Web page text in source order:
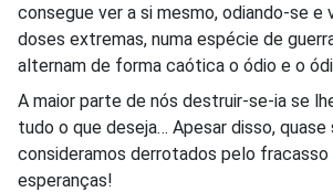
consegue ver a si mesmo, odiando-se e
doses extremas, numa espécie de
alternam de forma caótica o ódio e o
A maior parte de nós destruir-se-ia se
tudo o que deseja… Apesar disso, quase
consideramos derrotados pelo fracasso
esperanças!